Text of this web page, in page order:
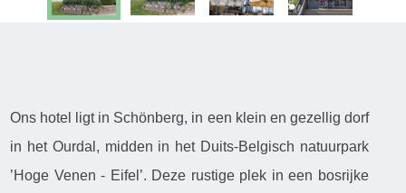
Ons hotel ligt in Schönberg, in een klein en gezellig dorf
in het Ourdal, midden in het Duits-Belgisch natuurpark
’Hoge Venen - Eifel’. Deze rustige plek in een bosrijke